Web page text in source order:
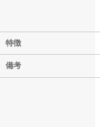
特徴
備考